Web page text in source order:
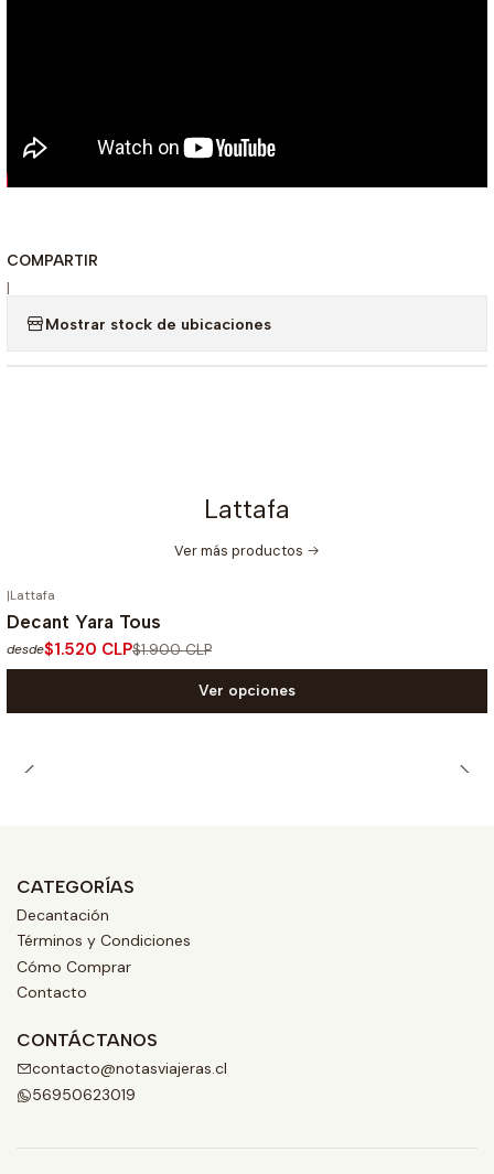
COMPARTIR
|
Mostrar stock de ubicaciones
Lattafa
Ver más productos
|Lattafa
Decant Yara Tous
desde$1.520 CLP$1.900 CLP
Ver opciones
CATEGORÍAS
Decantación
Términos y Condiciones
Cómo Comprar
Contacto
CONTÁCTANOS
contacto@notasviajeras.cl
56950623019